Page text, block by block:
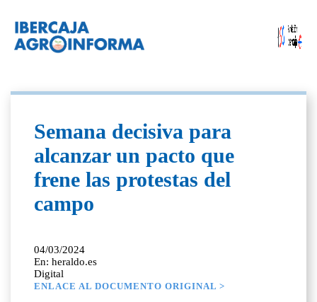
Semana decisiva para
alcanzar un pacto que
frene las protestas del
campo
04/03/2024
En: heraldo.es
Digital
ENLACE AL DOCUMENTO ORIGINAL >